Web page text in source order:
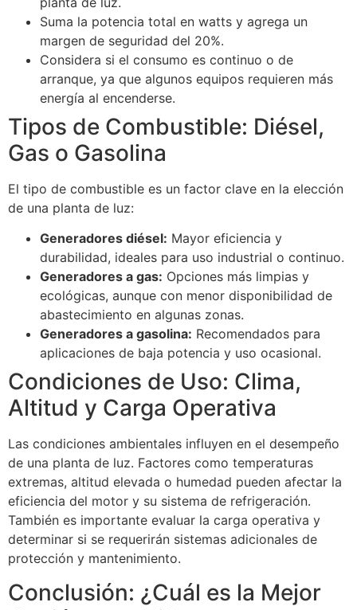
Suma la potencia total en watts y agrega un
margen de seguridad del 20%.
Considera si el consumo es continuo o de
arranque, ya que algunos equipos requieren más
energía al encenderse.
Tipos de Combustible: Diésel,
Gas o Gasolina
El tipo de combustible es un factor clave en la elección
de una planta de luz:
Generadores diésel: Mayor eficiencia y
durabilidad, ideales para uso industrial o continuo.
Generadores a gas: Opciones más limpias y
ecológicas, aunque con menor disponibilidad de
abastecimiento en algunas zonas.
Generadores a gasolina: Recomendados para
aplicaciones de baja potencia y uso ocasional.
Condiciones de Uso: Clima,
Altitud y Carga Operativa
Las condiciones ambientales influyen en el desempeño
de una planta de luz. Factores como temperaturas
extremas, altitud elevada o humedad pueden afectar la
eficiencia del motor y su sistema de refrigeración.
También es importante evaluar la carga operativa y
determinar si se requerirán sistemas adicionales de
protección y mantenimiento.
Conclusión: ¿Cuál es la Mejor